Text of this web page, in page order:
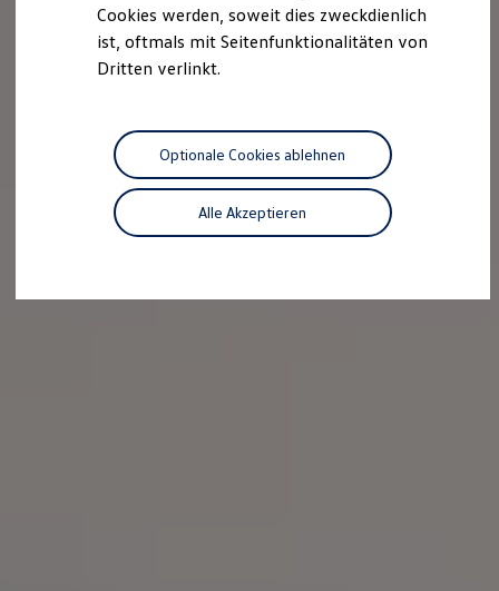
California Welt
California Club
California Magazin & Ratgeber
California Reisen & Erlebnisse
California App
California Lifestyle & Zubehör
Übernachten im California
Unternehmen
Karriere im Autohaus
Cookies werden, soweit dies zweckdienlich
ist, oftmals mit Seitenfunktionalitäten von
Dritten verlinkt.
Alle Akzeptieren
Optionale Cookies ablehnen